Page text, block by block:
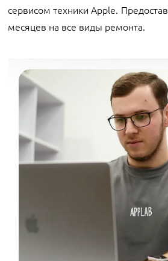
сервисом техники Apple.
месяцев на все виды ремонта.